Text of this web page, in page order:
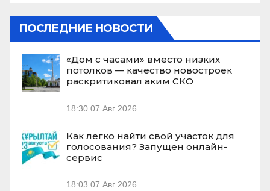
ПОСЛЕДНИЕ НОВОСТИ
«Дом с часами» вместо низких
потолков — качество новостроек
раскритиковал аким СКО
18:30 07 Авг 2026
Как легко найти свой участок для
голосования? Запущен онлайн-
сервис
18:03 07 Авг 2026